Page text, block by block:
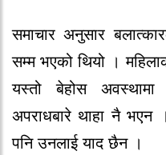
समाचार अनुसार
सम्म भएको थियो ।
यस्तो बेहोस
अपराधबारे थाहा नै भएन
पनि उनलाई याद छैन ।